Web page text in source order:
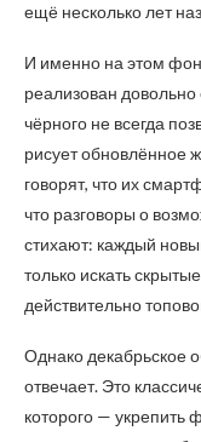
ещё несколько лет
И именно на этом
реализован довольно
чёрного не всегда
рисует обновлённое
говорят, что их
что разговоры о
стихают: каждый
только искать
действительно
Однако декабрьское
отвечает. Это
которого —